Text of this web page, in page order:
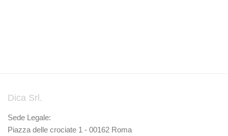
Dica Srl.
Sede Legale:
Piazza delle crociate 1 - 00162 Roma